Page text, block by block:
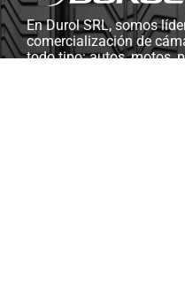
En Durol SRL, somos
comercialización de
todo tipo: autos, motos,